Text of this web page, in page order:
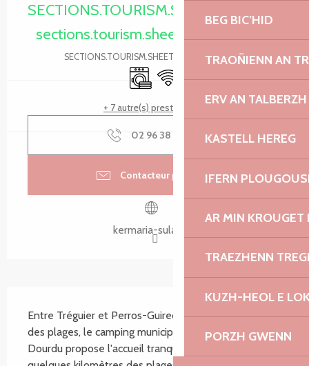
BEG BIC’HID
TRAOÑIENN AN
ERV AN TALBERZH
KASTELL HEREG
IFERN
AR MIN KROUGET
TRAEZHENN
KUZH-HEOL E
PORZH GWENN
sections.tourism.sheet.periods.today
SECTIONS.TOURISM.SHEET.PERIODS.DETAILS
Lave linge
WiFi
+ 7 autre(s) prestation(s)
02 96 38 43
Contacteur par email
kermaria-sulard.fr
SECTIONS.TOURISM.SHEET.DESCRIPTION
Entre Tréguier et Perros-Guirec, à 5 km de la mer et
des plages, le camping municipal de la Vallée du
Dourdu propose l'accueil tranquille de la campagne, à